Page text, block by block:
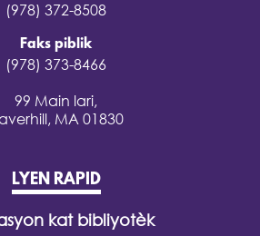
(978) 372-8508
Faks piblik
(978) 373-8466
99 Main lari,
MA 01830
LYEN RAPID
kat bibliyotèk